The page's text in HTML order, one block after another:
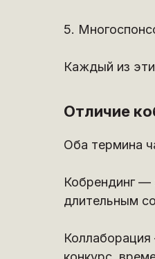
5.
Каждый из
Оба термина
Кобрендинг —
длительным
Отличие